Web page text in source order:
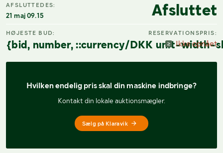
AFSLUTTEDES:
21 maj 09.15 Afsluttet
HØJESTE BUD:
{bid, number, ::currency/DKK unit-width-
RESERVATIONSPRIS:
Ikke opnået
Hvilken endelig pris skal din maskine indbringe?
Kontakt din lokale auktionsmægler.
Sælg på Klaravik